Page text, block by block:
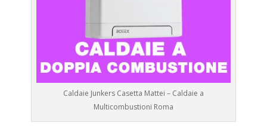
Caldaie Junkers Casetta Mattei – Caldaie a
Multicombustioni Roma